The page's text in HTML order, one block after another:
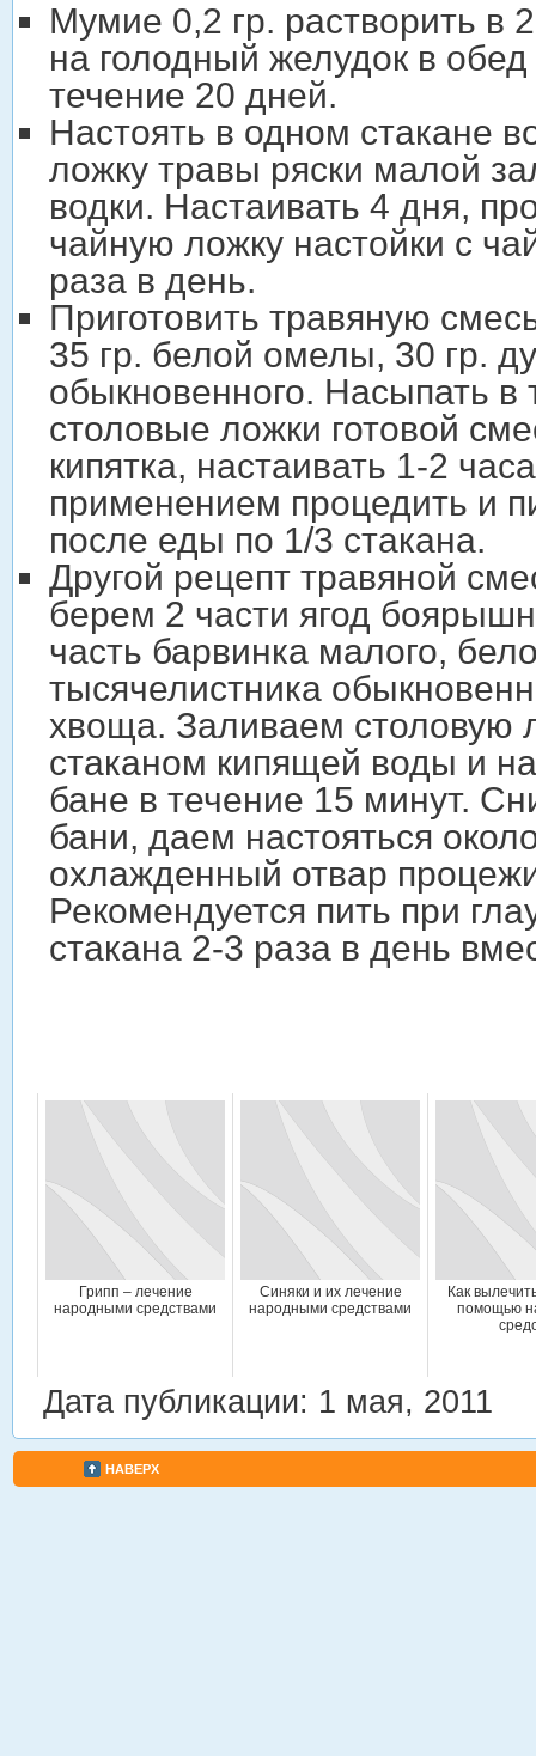
Мумие 0,2 гр. растворить в
на голодный желудок в
течение 20 дней.
Настоять в одном стакане
ложку травы ряски малой
водки. Настаивать 4 дня,
чайную ложку настойки с
раза в день.
Приготовить травяную
35 гр. белой омелы, 30 гр.
обыкновенного. Насыпать в
столовые ложки готовой
кипятка, настаивать 1-2
применением процедить и
после еды по 1/3 стакана.
Другой рецепт травяной
берем 2 части ягод
часть барвинка малого,
тысячелистника
хвоща. Заливаем столовую
стаканом кипящей воды и
бане в течение 15 минут.
бани, даем настояться
охлажденный отвар
Рекомендуется пить при
стакана 2-3 раза в день
Грипп – лечение
народными средствами
Синяки и их лечение
народными средствами
Как
помощью
Дата публикации: 1 мая, 2011
НАВЕРХ